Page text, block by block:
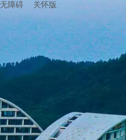
关怀版
无障碍